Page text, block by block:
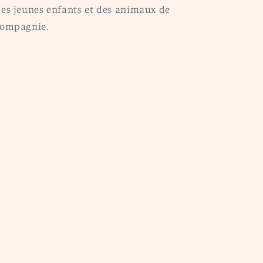
jeunes enfants et des animaux de